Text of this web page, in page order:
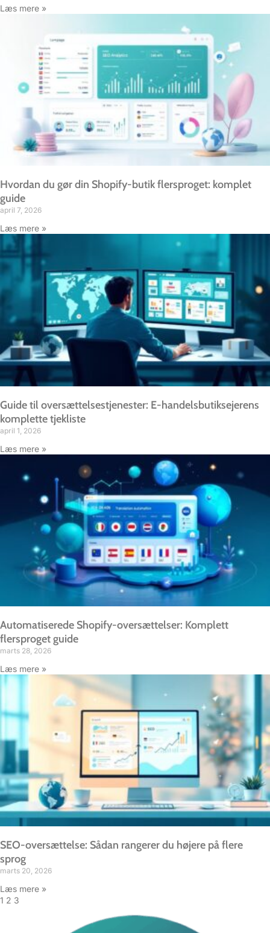
Læs mere »
Hvordan du gør din Shopify-butik flersproget: komplet
guide
april 7, 2026
Læs mere »
Guide til oversættelsestjenester: E-handelsbutiksejerens
komplette tjekliste
april 1, 2026
Læs mere »
Automatiserede Shopify-oversættelser: Komplett
flersproget guide
marts 28, 2026
Læs mere »
SEO-oversættelse: Sådan rangerer du højere på flere
sprog
marts 20, 2026
Læs mere »
1 2 3